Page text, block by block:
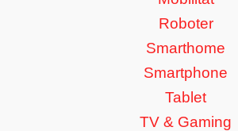
Roboter
Smarthome
Smartphone
Tablet
TV & Gaming